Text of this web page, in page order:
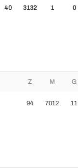
40 3132 1 0
Z M G
94 7012 11